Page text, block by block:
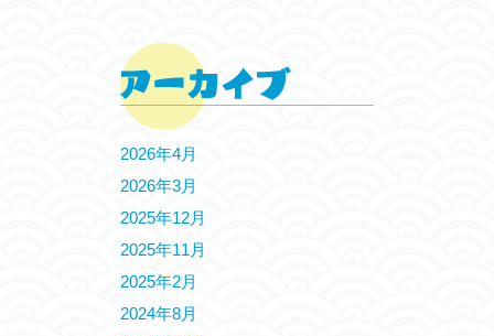
2026年4月
2026年3月
2025年12月
2025年11月
2025年2月
2024年8月